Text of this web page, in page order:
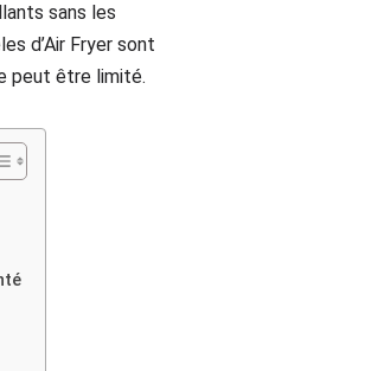
sans les
d’Air Fryer sont
peut être limité.